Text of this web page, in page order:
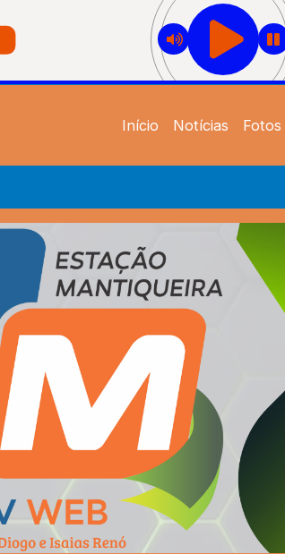
Início Notícias Fotos
e TV Web